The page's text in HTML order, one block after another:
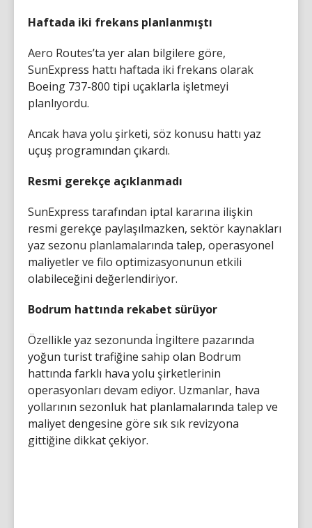
Haftada iki frekans planlanmıştı
Aero Routes’ta yer alan bilgilere göre,
SunExpress hattı haftada iki frekans olarak
Boeing 737-800 tipi uçaklarla işletmeyi
planlıyordu.
Ancak hava yolu şirketi, söz konusu hattı yaz
uçuş programından çıkardı.
Resmi gerekçe açıklanmadı
SunExpress tarafından iptal kararına ilişkin
resmi gerekçe paylaşılmazken, sektör kaynakları
yaz sezonu planlamalarında talep, operasyonel
maliyetler ve filo optimizasyonunun etkili
olabileceğini değerlendiriyor.
Bodrum hattında rekabet sürüyor
Özellikle yaz sezonunda İngiltere pazarında
yoğun turist trafiğine sahip olan Bodrum
hattında farklı hava yolu şirketlerinin
operasyonları devam ediyor. Uzmanlar, hava
yollarının sezonluk hat planlamalarında talep ve
maliyet dengesine göre sık sık revizyona
gittiğine dikkat çekiyor.